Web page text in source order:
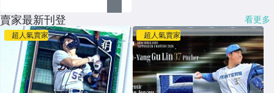
賣家最新刊登 看更多
超人氣賣家 超人氣賣家